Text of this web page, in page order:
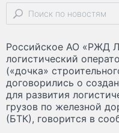
Российское АО «РЖД
логистический
(«дочка»
договорились о
для развития
грузов по железной
(БТК), говорится в